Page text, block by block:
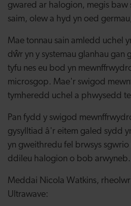
gwared ar halogion, megis
saim, olew a hyd yn oed
Mae tonnau sain amledd uchel
dŵr yn y systemau glanhau gan
tyfu nes eu bod yn
microsgop. Mae'r swigod
tymheredd uchel a phwysedd
Pan fydd y swigod
gysylltiad â'r eitem galed sydd
yn gweithredu fel brwsys
ddileu halogion o bob arwyneb.
Meddai Nicola Watkins,
Ultrawave: